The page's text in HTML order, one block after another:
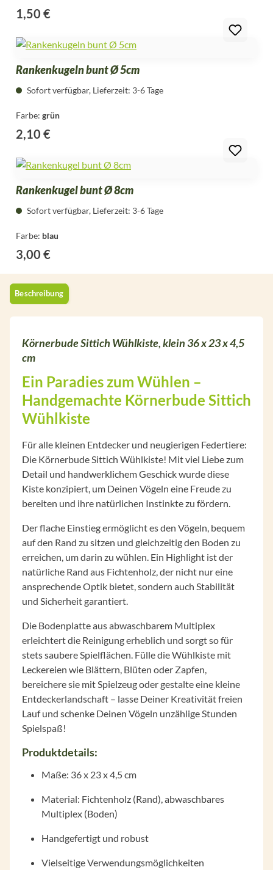
Regulärer Preis:
1,50 €
Sofort verfügbar, Lieferzeit: 3-6 Tage
Rankenkugeln bunt Ø 5cm
Farbe: grün
Regulärer Preis:
2,10 €
Sofort verfügbar, Lieferzeit: 3-6 Tage
Rankenkugel bunt Ø 8cm
Farbe: blau
Regulärer Preis:
3,00 €
Beschreibung
Körnerbude Sittich Wühlkiste, klein 36 x 23 x 4,5
cm
Ein Paradies zum Wühlen –
Handgemachte Körnerbude Sittich
Wühlkiste
Für alle kleinen Entdecker und neugierigen Federtiere:
Die Körnerbude Sittich Wühlkiste! Mit viel Liebe zum
Detail und handwerklichem Geschick wurde diese
Kiste konzipiert, um Deinen Vögeln eine Freude zu
bereiten und ihre natürlichen Instinkte zu fördern.
Der flache Einstieg ermöglicht es den Vögeln, bequem
auf den Rand zu sitzen und gleichzeitig den Boden zu
erreichen, um darin zu wühlen. Ein Highlight ist der
natürliche Rand aus Fichtenholz, der nicht nur eine
ansprechende Optik bietet, sondern auch Stabilität
und Sicherheit garantiert.
Die Bodenplatte aus abwaschbarem Multiplex
erleichtert die Reinigung erheblich und sorgt so für
stets saubere Spielflächen. Fülle die Wühlkiste mit
Leckereien wie Blättern, Blüten oder Zapfen,
bereichere sie mit Spielzeug oder gestalte eine kleine
Entdeckerlandschaft – lasse Deiner Kreativität freien
Lauf und schenke Deinen Vögeln unzählige Stunden
Spielspaß!
Produktdetails:
Maße: 36 x 23 x 4,5 cm
Material: Fichtenholz (Rand), abwaschbares
Multiplex (Boden)
Handgefertigt und robust
Vielseitige Verwendungsmöglichkeiten